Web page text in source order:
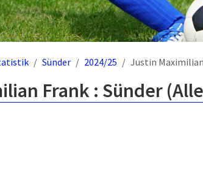
Sünder 2024/25 Justin
Frank : Sünder